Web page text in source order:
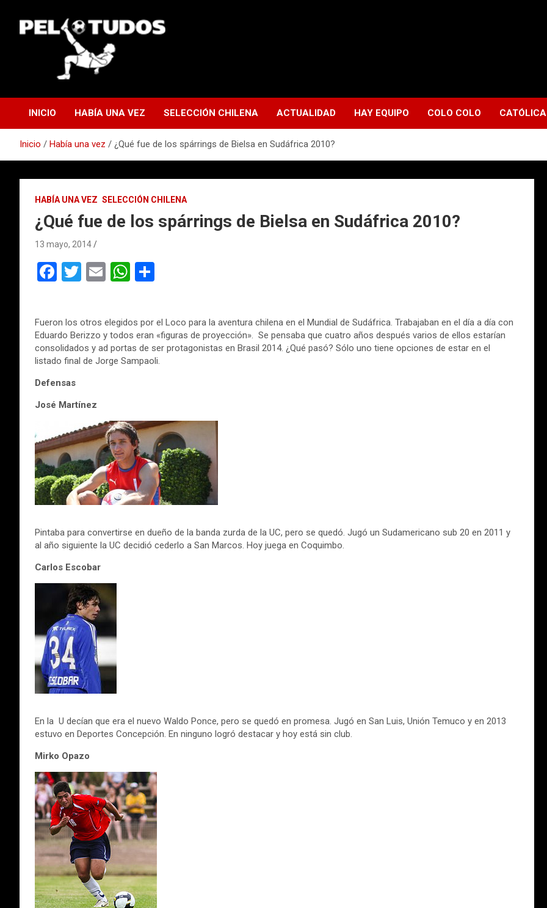
contenido
INICIO HABÍA UNA VEZ SELECCIÓN CHILENA ACTUALIDAD HAY EQUIPO COLO COLO CATÓLICA
Inicio Había una vez ¿Qué fue de los spárrings de Bielsa en Sudáfrica 2010?
HABÍA UNA VEZ SELECCIÓN CHILENA
¿Qué fue de los spárrings de Bielsa en Sudáfrica 2010?
13 mayo, 2014
F
b
o
o
k
T
er
E
W
s
A
p
p
ar
tir
Fueron los otros elegidos por el Loco para la aventura chilena en el Mundial de Sudáfrica. Trabajaban en el día a día con
Eduardo Berizzo y todos eran «figuras de proyección». Se pensaba que cuatro años después varios de ellos estarían
consolidados y ad portas de ser protagonistas en Brasil 2014. ¿Qué pasó? Sólo uno tiene opciones de estar en el
listado final de Jorge Sampaoli.
Defensas
José Martínez
Pintaba para convertirse en dueño de la banda zurda de la UC, pero se quedó. Jugó un Sudamericano sub 20 en 2011 y
al año siguiente la UC decidió cederlo a San Marcos. Hoy juega en Coquimbo.
Carlos Escobar
En la U decían que era el nuevo Waldo Ponce, pero se quedó en promesa. Jugó en San Luis, Unión Temuco y en 2013
estuvo en Deportes Concepción. En ninguno logró destacar y hoy está sin club.
Mirko Opazo